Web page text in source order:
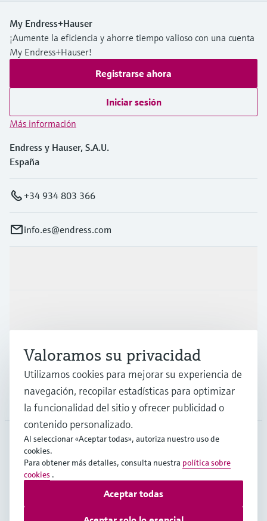
My Endress+Hauser
¡Aumente la eficiencia y ahorre tiempo valioso con una cuenta
My Endress+Hauser!
Registrarse ahora
Iniciar sesión
Más información
Endress y Hauser, S.A.U.
España
+34 934 803 366
info.es@endress.com
Soporte
Compañía
ESP Español
Copyright © Endress+Hauser Group Services AG
Términos de usoProtección de datos
Valoramos su privacidad
Utilizamos cookies para mejorar su experiencia de
navegación, recopilar estadísticas para optimizar
la funcionalidad del sitio y ofrecer publicidad o
contenido personalizado.
Al seleccionar «Aceptar todas», autoriza nuestro uso de
cookies.
Para obtener más detalles, consulta nuestra política sobre
cookies .
Aceptar todas